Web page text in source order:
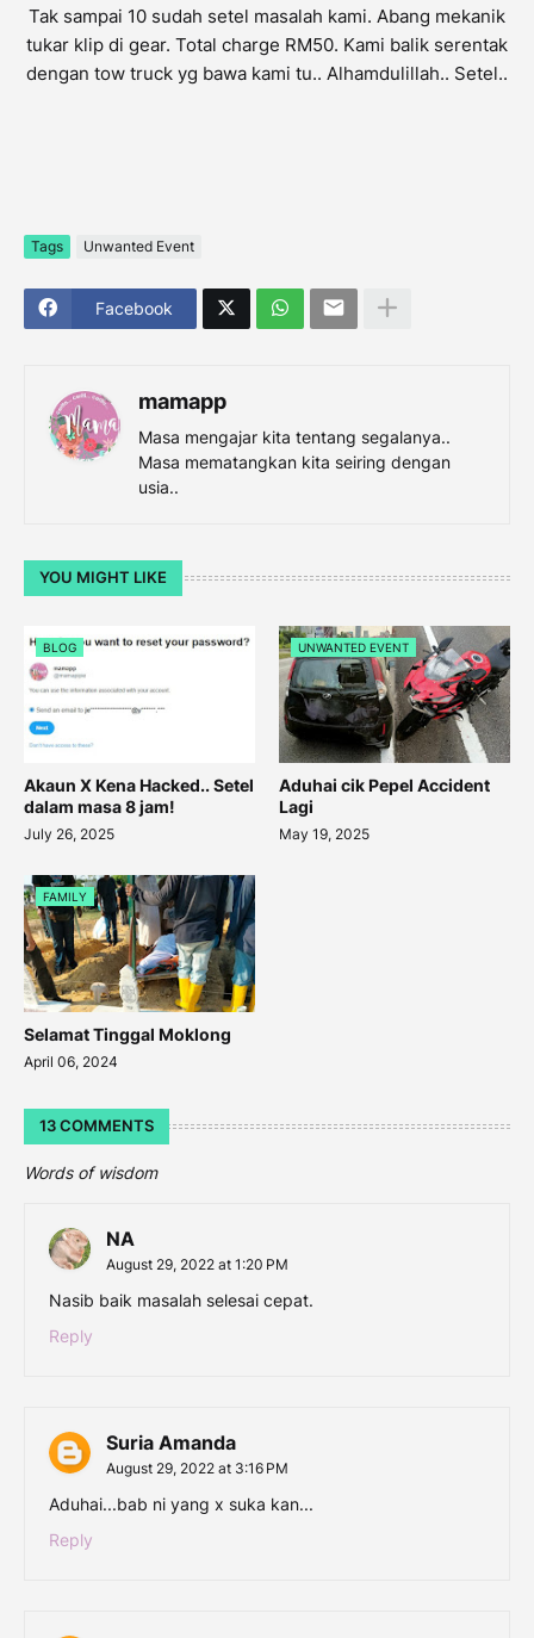
Tak sampai 10 sudah setel masalah kami. Abang mekanik
tukar klip di gear. Total charge RM50. Kami balik serentak
dengan tow truck yg bawa kami tu.. Alhamdulillah.. Setel..
Tags Unwanted Event
Facebook
mamapp
Masa mengajar kita tentang segalanya..
Masa mematangkan kita seiring dengan
usia..
YOU MIGHT LIKE
BLOG
Akaun X Kena Hacked.. Setel
dalam masa 8 jam!
July 26, 2025
UNWANTED EVENT
Aduhai cik Pepel Accident
Lagi
May 19, 2025
FAMILY
Selamat Tinggal Moklong
April 06, 2024
13 COMMENTS
Words of wisdom
NA
August 29, 2022 at 1:20 PM
Nasib baik masalah selesai cepat.
Reply
Suria Amanda
August 29, 2022 at 3:16 PM
Aduhai...bab ni yang x suka kan...
Reply